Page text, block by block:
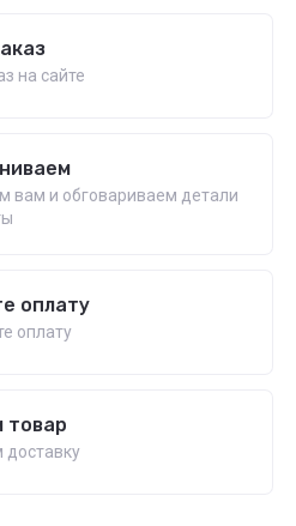
на сайте
вам и обговариваем детали
оплату
оплату
товар